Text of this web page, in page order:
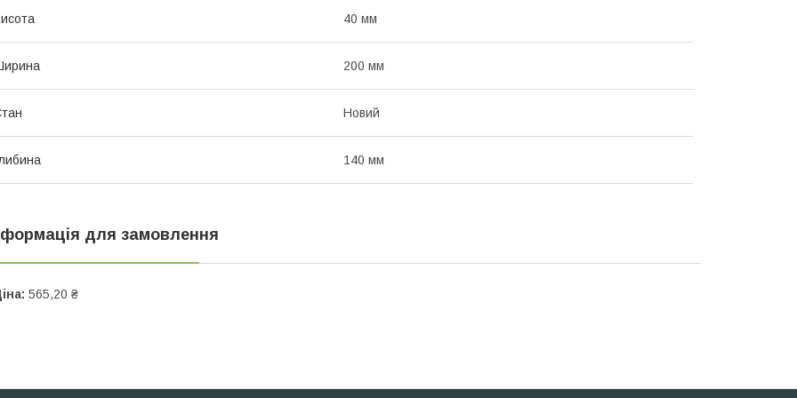
40 мм
200 мм
Новий
140 мм
для замовлення
565,20 ₴